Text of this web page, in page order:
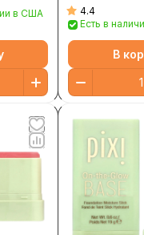
в США
19 г (0,6 унции)
4.4
Есть в
В